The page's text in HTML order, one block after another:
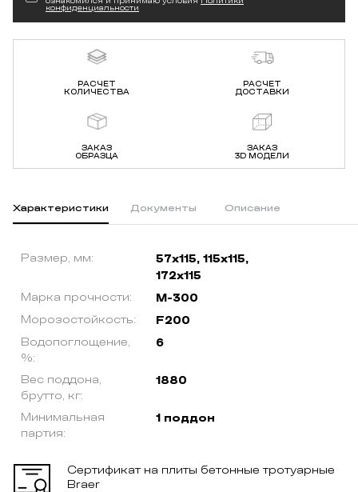
конфиденциальности
РАСЧЕТ
КОЛИЧЕСТВА
РАСЧЕТ
ДОСТАВКИ
ЗАКАЗ
ОБРАЗЦА
ЗАКАЗ
3D МОДЕЛИ
Характеристики Документы Описание
Размер, мм:
57x115, 115x115,
172x115
Марка прочности: М-300
Морозостойкость: F200
Водопоглощение,
%:
6
Вес поддона,
брутто, кг:
1880
Минимальная
партия:
1 поддон
Сертификат на плиты бетонные тротуарные
Braer